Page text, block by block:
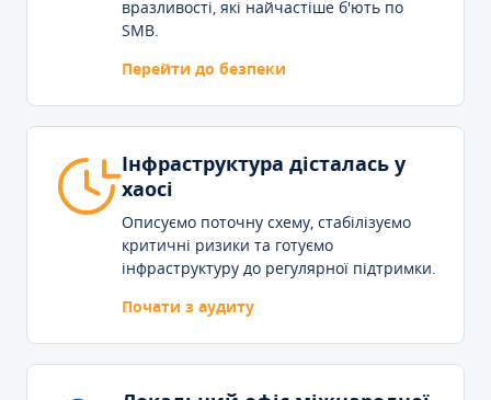
вразливості, які найчастіше б'ють по
SMB.
Перейти до безпеки
Інфраструктура дісталась у
хаосі
Описуємо поточну схему, стабілізуємо
критичні ризики та готуємо
інфраструктуру до регулярної підтримки.
Почати з аудиту